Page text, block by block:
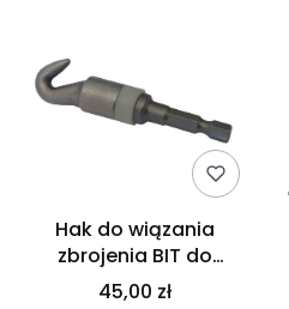
Hak do wiązania
zbrojenia BIT do
wkrętarki
45,00 zł